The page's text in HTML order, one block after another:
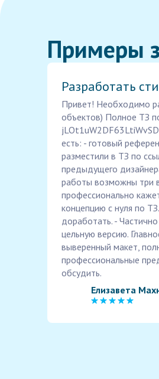
Примеры
Разработать
Привет! Необходимо
объектов) Полное ТЗ
есть: - готовый
разместили в ТЗ по
предыдущего
работы возможны три
профессионально
концепцию с нуля по
доработать. -
цельную версию.
выверенный макет,
профессиональные
обсудить.
Елизавета